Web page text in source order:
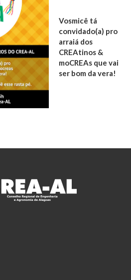
Vosmicê tá
convidado(a) pro
arraiá dos
CREAtinos &
moCREAs que vai
ser bom da vera!